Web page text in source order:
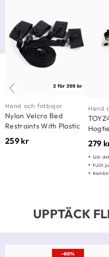
2 för 399 kr
Hand och fotbojor
Nylon Velcro Bed
Restraints With Plastic
Hook
259 kr
Hand
Hogtie
279
Gör
Fullt
UPPTÄCK
-60%